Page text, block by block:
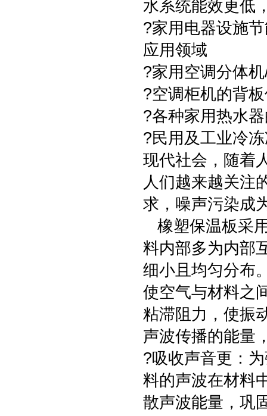
水系统能效更低
?家用电器设施
应用领域
?家用空调分体
?空调柜机的背
?各种家用热水
?民用及工业冷
现代社会，随着
人们越来越关注
求，噪声污染成
橡塑保温板采
料内部多为内部
细小且均匀分布
使空气与材料之
粘滞阻力，使振
声波传播的能量
?吸收声音更：
料的声波在材料
散声波能量，巩